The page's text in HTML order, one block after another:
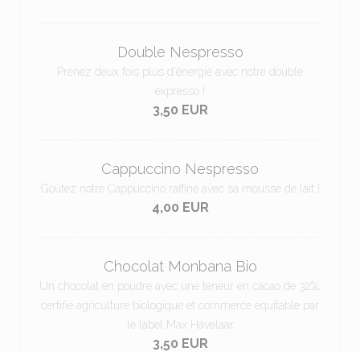
Double Nespresso
Prenez deux fois plus d'énergie avec notre double
expresso !
3,50 EUR
Cappuccino Nespresso
Goûtez notre Cappuccino raffiné avec sa mousse de lait !
4,00 EUR
Chocolat Monbana Bio
Un chocolat en poudre avec une teneur en cacao de 32%,
certifié agriculture biologique et commerce équitable par
le label Max Havelaar
3,50 EUR